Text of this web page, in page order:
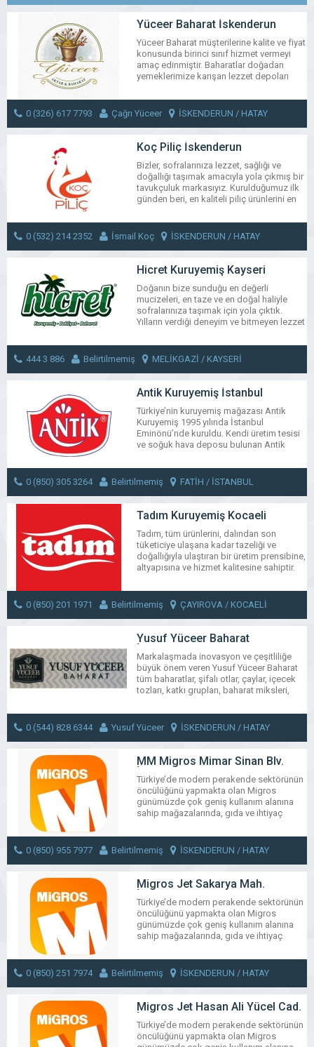
MESAJ GÖNDER
Yüceer Baharat İskenderun
Yüceer Baharat müşterilerine kalite ve fiyat
konusunda birinci sınıf hizmet vermeyi
amaç edinmiştir. Baharatlar doğadan
yemeklerimize karışan lezzet depoları
kaynağıdır. Hepsi birbirinden değerli bu
doğa mucizelerini sizlere sunarken
çeşitlilik, tat zenginliğinin yanı sıra kaliteli
gıda, sağlıklı yaşam felsefesinden de
taviz vermiyoruz.
WhatsApp
Facebook
Messenger
X Bluesky
Tumblr
Share
0 (326) 617 7793 Çağrı Yüceer İSKENDERUN / HATAY
Koç Piliç İskenderun
Bizler, sofralarınıza lezzet, sağlığı ve
doğallığı taşımak amacıyla yola çıkmış bir
tavukçuluk markasıyız. Kurulduğumuz ilk
günden beri, en kaliteli piliç ürünlerini en
çalışıyoruz.
Share
0 (532) 214 2352 İsmail Koç İSKENDERUN / HATAY
MESAJ GÖNDER
Hicret Kuruyemiş Kayseri
Doğanın bize sunduğu en değerli
mucizeleri, en taze ve en doğal haliyle
sofralarınıza taşımak için yola çıktık.
Yılların verdiği deneyim ve bitmeyen lezzet
kalitenin ve güvenin adresi olmaktan gurur
duyuyoruz.
WhatsApp
FacebookMessengerBluesky
Tumblr
Share
444 3 886 Belirtilmemiş MELİKGAZİ / KAYSERİ
MESAJ GÖNDER
Antik Kuruyemiş İstanbul
Türkiye’nin kuruyemiş mağazası Antik
Kuruyemiş 1995 yılında İstanbul
Eminönü’nde kuruldu. Kendi üretim tesisi
ve soğuk hava deposu bulunan Antik
Bayrampaşa ve Arnavutköy’de olmak
üzere 3 satış noktasında hizmet
vermektedir. Antik Kuruyemiş yenilikçi
fikirleri ve modern altyapısıyla lezzetli
ürünlerini tüm dünyaya ulaştırıyor.
WhatsApp
FacebookMessenger
X Bluesky
Tumblr
Share
0 (850) 305 3264 Belirtilmemiş FATİH / İSTANBUL
MESAJ GÖNDER
Tadım Kuruyemiş Kocaeli
Tadım, tüm ürünlerini, dalından son
tüketiciye ulaşana kadar tazeliği ve
doğallığıyla ulaştıran bir üretim prensibine,
altyapısına ve hizmet kalitesine sahiptir.
WhatsApp
Facebook
Messenger
X Bluesky
Tumblr
Share
0 (850) 201 1971 Belirtilmemiş ÇAYIROVA / KOCAELİ
MESAJ GÖNDER
Yusuf Yüceer Baharat
İskenderun
Markalaşmada inovasyon ve çeşitliliğe
büyük önem veren Yusuf Yüceer Baharat
tüm baharatlar, şifalı otlar, çaylar, içecek
tozları, katkı grupları, baharat miksleri,
sütlü kakao, nar ekşisi gibi ürünleri de
çeşitlerine dahil etmiştir.
WhatsApp
FacebookMessenger
X Bluesky
Tumblr
Share
0 (544) 828 6344 Yusuf Yüceer İSKENDERUN / HATAY
MESAJ GÖNDER
MM Migros Mimar Sinan Blv.
İskenderun
Türkiye’de modern perakende sektörünün
öncülüğünü yapmakta olan Migros
günümüzde çok geniş kullanım alanına
sahip mağazalarında, gıda ve ihtiyaç
beyaz eşya, kitap ve konfeksiyon gibi
bölümleriyle hemen hemen tüm müşteri
gereksinimlerini karşılamaktadır.
WhatsApp
Facebook
Messenger
X BlueskyTumblr
Share
0 (850) 955 7977 Belirtilmemiş İSKENDERUN / HATAY
MESAJ GÖNDER
Migros Jet Sakarya Mah.
İskenderun
Türkiye’de modern perakende sektörünün
öncülüğünü yapmakta olan Migros
günümüzde çok geniş kullanım alanına
sahip mağazalarında, gıda ve ihtiyaç
beyaz eşya, kitap ve konfeksiyon gibi
bölümleriyle hemen hemen tüm müşteri
gereksinimlerini karşılamaktadır.
WhatsApp
Facebook
Messenger
X BlueskyTumblr
Share
0 (850) 251 7974 Belirtilmemiş İSKENDERUN / HATAY
MESAJ GÖNDER
Migros Jet Hasan Ali Yücel Cad.
İskenderun
Türkiye’de modern perakende sektörünün
öncülüğünü yapmakta olan Migros